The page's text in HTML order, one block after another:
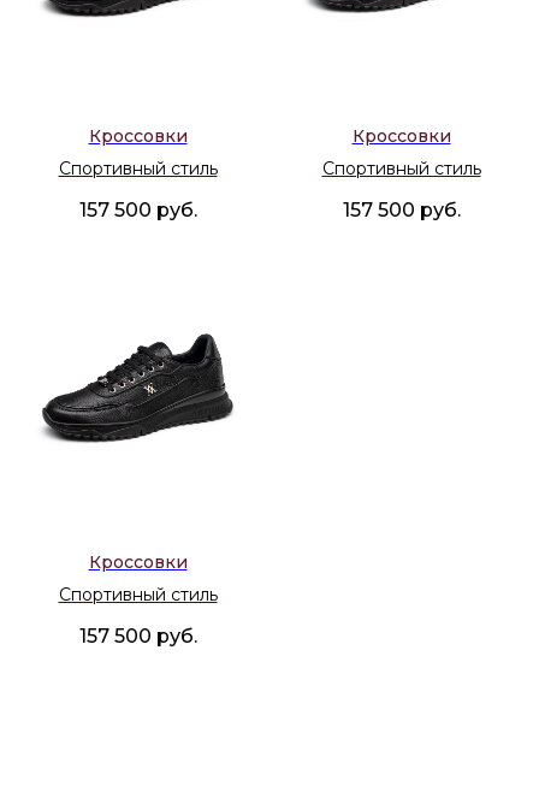
Кроссовки
Спортивный стиль
157 500 руб.
Кроссовки
Спортивный стиль
157 500 руб.
Кроссовки
Спортивный стиль
157 500 руб.